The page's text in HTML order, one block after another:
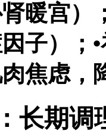
暖宫）
子）；•
焦虑，
长期调